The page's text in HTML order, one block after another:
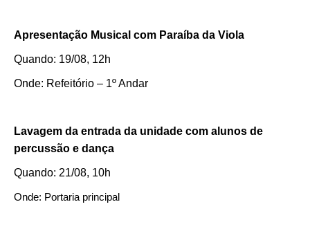
Apresentação Musical com Paraíba da Viola
Quando: 19/08, 12h
Onde: Refeitório – 1º Andar
Lavagem da entrada da unidade com alunos de
percussão e dança
Quando: 21/08, 10h
Onde: Portaria principal